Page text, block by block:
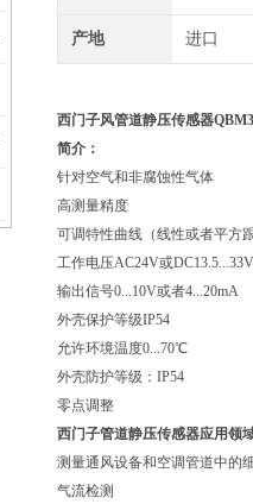
产地 进口
西门子风管道静压传感器
简介：
针对空气和非腐蚀性气体
高测量精度
可调特性曲线（线性或者平方
工作电压AC24V或DC13.5...33V
输出信号0...10V或者4...20mA
外壳保护等级IP54
允许环境温度0...70℃
外壳防护等级：IP54
零点调整
西门子管道静压传感器应用领
测量通风设备和空调管道中的
气流检测